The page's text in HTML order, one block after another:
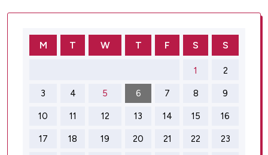
M T W T F S S
1 2
3 4 5 6 7 8 9
10 11 12 13 14 15 16
17 18 19 20 21 22 23